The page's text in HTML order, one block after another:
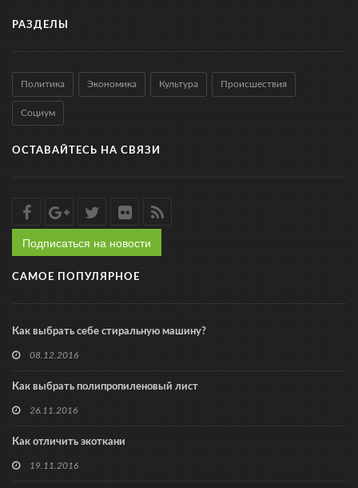
РАЗДЕЛЫ
Политика Экономика Культура Происшествия
Социум
ОСТАВАЙТЕСЬ НА СВЯЗИ
Подписаться на новости
САМОЕ ПОПУЛЯРНОЕ
Как выбрать себе стиральную машину?
08.12.2016
Как выбрать полипропиленовый лист
26.11.2016
Как отличить экоткани
19.11.2016